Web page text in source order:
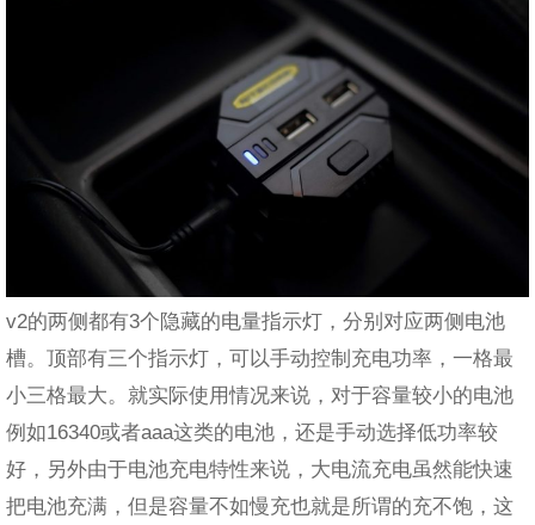
v2的两侧都有3个隐藏的电量指示灯，分别对应两侧电池
槽。顶部有三个指示灯，可以手动控制充电功率，一格最
小三格最大。就实际使用情况来说，对于容量较小的电池
例如16340或者aaa这类的电池，还是手动选择低功率较
好，另外由于电池充电特性来说，大电流充电虽然能快速
把电池充满，但是容量不如慢充也就是所谓的充不饱，这